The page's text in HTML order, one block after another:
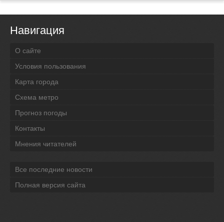
Навигация
О сайте
Условия пользования
Карта города
Схема метро
Прогноз погоды
Контакты
Мнения читателей
Все последние новости
Полная версия сайта